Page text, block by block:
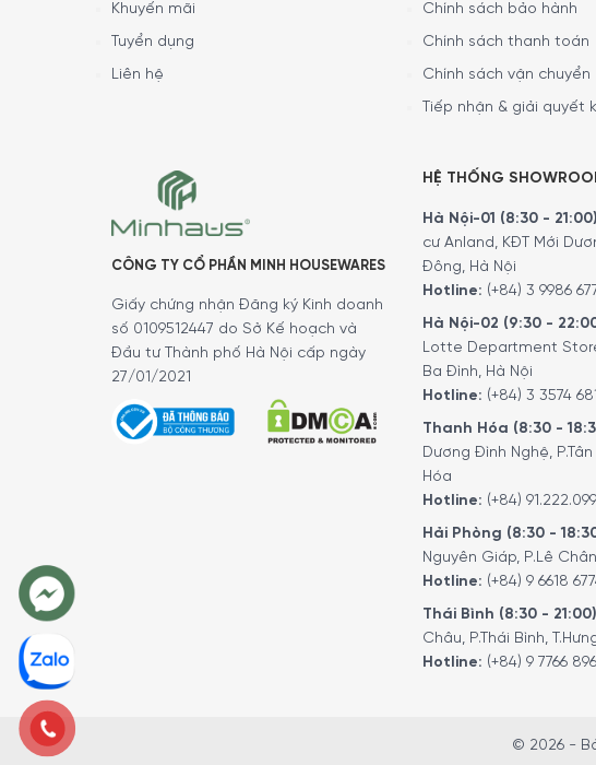
dàng vệ sinh nó cùng với máy rửa bát.
“ Muôi Thủng Hớt Váng Zwilling Pro
Khuyến mãi
Tuyển dụng
Liên hệ
Chính sách bảo hành
Chính sách thanh toán
Chính sách vận chuyển
Tiếp nhận & giải quyết
CÔNG TY CỔ PHẦN MINH HOUSEWARES
Giấy chứng nhận Đăng ký Kinh doanh
số 0109512447 do Sở Kế hoạch và
Đầu tư Thành phố Hà Nội cấp ngày
27/01/2021
HỆ THỐNG
Hà Nội-01 (8:30 -
cư Anland, KĐT Mới
Đông, Hà Nội
Hotline: (+84) 3 9986
Hà Nội-02 (9:30 -
Lotte Department
Ba Đình, Hà Nội
Hotline: (+84) 3 3574
Thanh Hóa (8:30 -
Dương Đình Nghệ, P.Tân
Hóa
Hotline: (+84)
Hải Phòng (8:30 -
Nguyên Giáp, P.Lê
Hotline: (+84) 9 6618
Thái Bình (8:30 -
Châu, P.Thái Bình,
Hotline: (+84) 9 7766
© 2026 -